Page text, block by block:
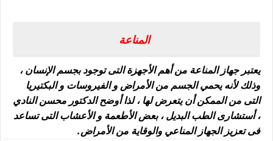
المناعة
يعتبر جهاز المناعة من أهم الأجهزة التى توجود بجسم الإنسان ،
وذلك لأنه يحمي الجسم من الأمراض و الفيروسات و البكتيريا
التى من الممكن أن يتعرض لها ، لذا أوضح الدكتور محسن النادي
، أستشارى الطب البديل ، بعض الأطعمة و الأعشاب التى تساعد
فى تعزيز الجهاز المناعي والوقاية من الأمراض.